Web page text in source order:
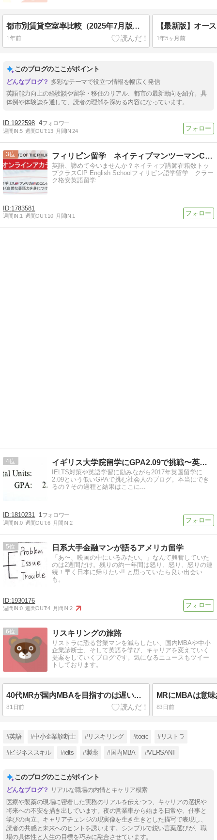
都市別賃貸空室率比較（2025年7月版）どの都市が借りやすい？アデレード・シドニー・メルボルンの現状
1年前 1年5ヶ月前
このブログのここがポイント
多彩なテーマで役立つ情報を幅広く発信
英語能力向上の経験談や留学・移住のリアル、都市の最新動向を紹介。具
体例や体験談を通して、読者の理解を深める内容になっています。
1922598 4
週間IN:5 週間OUT:13 月間IN:24
3 フィリピン留学 ネイティブマンツーマンCIP School
英語、諦めて今いませんか？ネイティブ講師在籍数トッ
プクラスCIP English Schoolフィリピン語学留学 クラー
ク格安英語留学
1783581
週間IN:1 週間OUT:10 月間IN:1
4 イギリス大学院留学にGPA2.09で挑戦〜英語学習添え〜
IELTS対策や英語学習に励みながら2017年英国留学に
2.09という低いGPAで挑む社会人のブログ。本当にでき
るの？その過程と結果はここに...
1810231 1
週間IN:0 週間OUT:6 月間IN:2
5 日系大手金融マンが語るアメリカ留学
「あ〜、映画の中にいるみたい。」なんて興奮していた
のは2週間だけ。残りの約一年間は怒り、怒り、怒りの連
続！早く日本に帰りたい!! と思っていたら良い出会い
も。
1930176
週間IN:0 週間OUT:4 月間IN:2
6 リスキリングの旅路
リストラに恐る営業マンを減らしたい、国内MBAや中小
企業診断士、そして英語を学び、キャリアを変えていく
提案をしていくブログです。気になるニュースもツイー
トしております。
40代MRが国内MBAを目指すのは遅いのか？将来不安と学び直しのリアル
81日前 83日前
#英語 #中小企業診断士 #リスキリング #toeic #リストラ
#ビジネススキル #ielts #製薬 #国内MBA #VERSANT
このブログのここがポイント
リアルな職場の内情とキャリア模索
医療や製薬の現場に密着した実務のリアルを伝えつつ、キャリアの選択や
将来への不安を描き出しています。夜の営業車から始まる日常や、仕事と
学びの両立、キャリアチェンジの現実像を生き生きとした描写で表現し、
読者の共感と未来へのヒントを誘います。シンプルで鋭い言葉選びが、職
場の具体性と人生の目標を巧みに融合させています。